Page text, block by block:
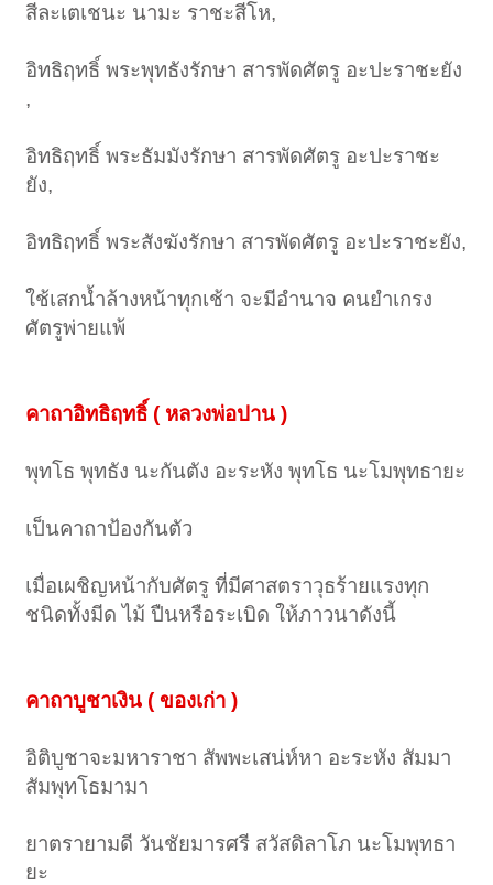
สีละเตเชนะ นามะ ราชะสีโห,
อิทธิฤทธิ์ พระพุทธังรักษา สารพัดศัตรู อะปะราชะยัง
,
อิทธิฤทธิ์ พระธัมมังรักษา สารพัดศัตรู อะปะราชะ
ยัง,
อิทธิฤทธิ์ พระสังฆังรักษา สารพัดศัตรู อะปะราชะยัง,
ใช้เสกน้ำล้างหน้าทุกเช้า จะมีอำนาจ คนยำเกรง
ศัตรูพ่ายแพ้
คาถาอิทธิฤทธิ์ ( หลวงพ่อปาน )
พุทโธ พุทธัง นะกันตัง อะระหัง พุทโธ นะโมพุทธายะ
เป็นคาถาป้องกันตัว
เมื่อเผชิญหน้ากับศัตรู ที่มีศาสตราวุธร้ายแรงทุก
ชนิดทั้งมีด ไม้ ปืนหรือระเบิด ให้ภาวนาดังนี้
คาถาบูชาเงิน ( ของเก่า )
อิติบูชาจะมหาราชา สัพพะเสน่ห์หา อะระหัง สัมมา
สัมพุทโธมามา
ยาตรายามดี วันชัยมารศรี สวัสดิลาโภ นะโมพุทธา
ยะ